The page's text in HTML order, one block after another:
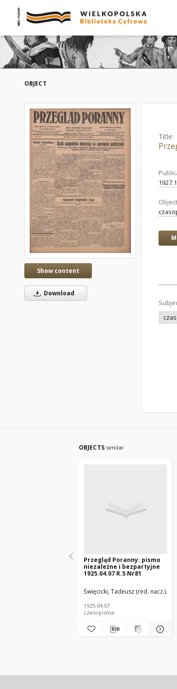
OBJECT
Show content
Download
Title:
OBJECTS similar
Przegląd Poranny: pismo
niezależne i bezpartyjne
1925.04.07 R.5 Nr81
Święcicki, Tadeusz (red. nacz.)
1925.04.07
czasopisma